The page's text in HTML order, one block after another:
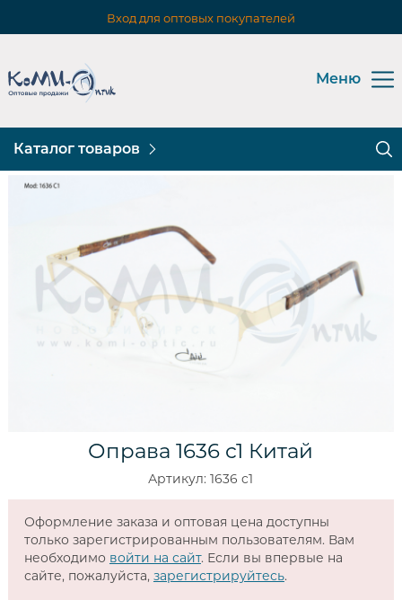
Вход для оптовых покупателей
Меню
Каталог товаров
Оправа 1636 c1 Китай
Артикул: 1636 c1
Оформление заказа и оптовая цена доступны
только зарегистрированным пользователям. Вам
необходимо войти на сайт. Если вы впервые на
сайте, пожалуйста, зарегистрируйтесь.